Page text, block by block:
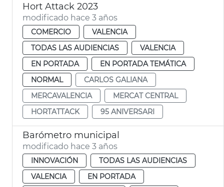
Hort Attack 2023
modificado hace 3 años
COMERCIO
VALENCIA
TODAS LAS AUDIENCIAS
VALENCIA
EN PORTADA
EN PORTADA TEMÁTICA
NORMAL
CARLOS GALIANA
MERCAVALENCIA
MERCAT CENTRAL
HORTATTACK
95 ANIVERSARI
Barómetro municipal
modificado hace 3 años
INNOVACIÓN
TODAS LAS AUDIENCIAS
VALENCIA
EN PORTADA